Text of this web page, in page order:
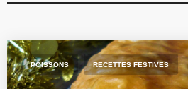
POISSONS , RECETTES FESTIVES